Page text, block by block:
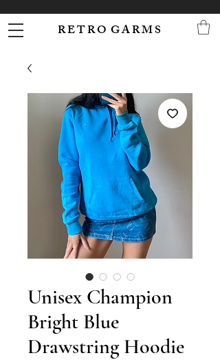
R E T R O G A R M S
Unisex Champion
Bright Blue
Drawstring Hoodie